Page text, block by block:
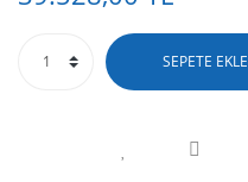
SEPETE EKLE